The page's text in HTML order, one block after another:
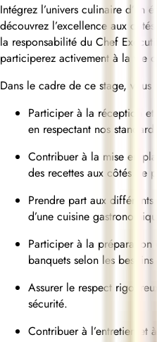
Intégrez l’univers culinaire d’un
découvrez l’excellence aux
la responsabilité du Chef
participerez activement à la vie
Dans le cadre de ce stage, vous
Participer à la réception
en respectant nos
Contribuer à la mise en
des recettes aux côtés de
Prendre part aux
d’une cuisine gastronomique.
Participer à la préparation
banquets selon les
Assurer le respect
sécurité.
Contribuer à l’entretien et